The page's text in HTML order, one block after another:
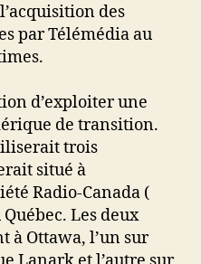
des
par Télémédia au
d’exploiter une
de transition.
trois
situé à
Radio-Canada (
Québec. Les deux
à Ottawa, l’un sur